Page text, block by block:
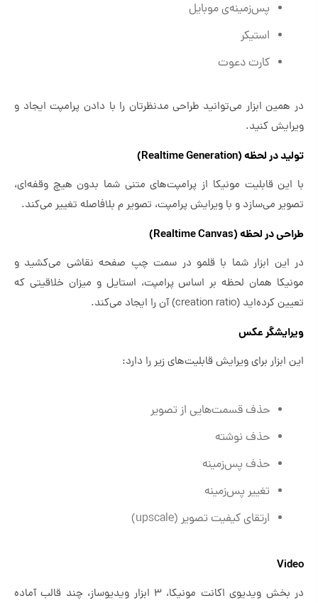
پس‌زمینه‌ی موبایل
استیکر
کارت دعوت
در همین ابزار می‌توانید طراحی مدنظرتان را با دادن پرامپت ایجاد و
ویرایش کنید.
تولید در لحظه (Realtime Generation)
با این قابلیت مونیکا از پرامپت‌های متنی شما بدون هیچ وقفه‌ای،
تصویر می‌سازد و با ویرایش پرامپت، تصویر م بلافاصله تغییر می‌کند.
طراحی در لحظه (Realtime Canvas)
در این ابزار شما با قلمو در سمت چپ صفحه نقاشی می‌کشید و
مونیکا همان لحظه بر اساس پرامپت، استایل و میزان خلاقیتی که
تعیین کرده‌اید (creation ratio) آن را ایجاد می‌کند.
ویرایشگر عکس
این ابزار برای ویرایش قابلیت‌های زیر را دارد:
حذف قسمت‌هایی از تصویر
حذف نوشته
حذف پس‌زمینه
تغییر پس‌زمینه
ارتقای کیفیت تصویر (upscale)
Video
در بخش ویدیوی اکانت مونیکا، ۳ ابزار ویدیوساز، چند قالب آماده